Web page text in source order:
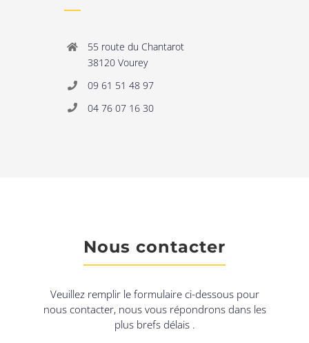
55 route du Chantarot
38120 Vourey
09 61 51 48 97
04 76 07 16 30
Nous contacter
Veuillez remplir le formulaire ci-dessous pour
nous contacter, nous vous répondrons dans les
plus brefs délais .